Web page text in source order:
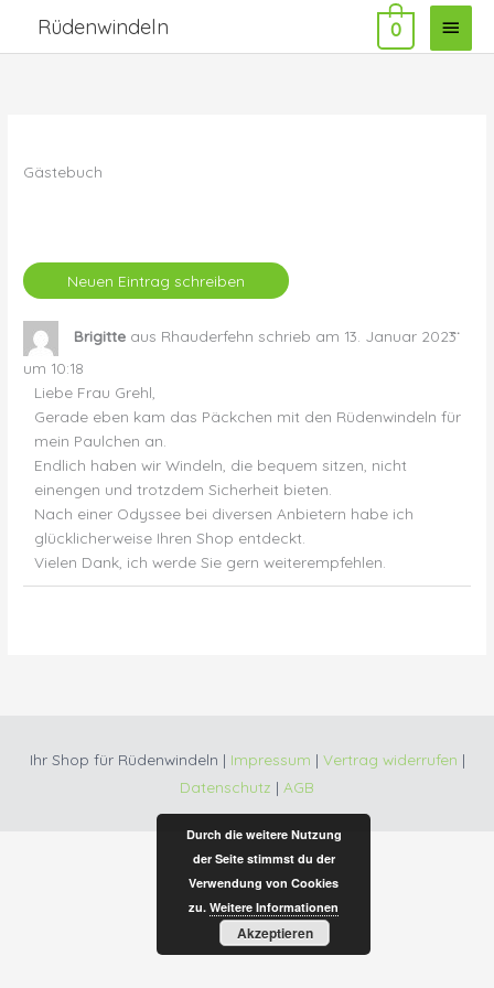
springen
Rüdenwindeln 0
Gästebuch
Brigitte aus Rhauderfehn schrieb am 13. Januar 2023
um 10:18
Liebe Frau Grehl,
Gerade eben kam das Päckchen mit den Rüdenwindeln für
mein Paulchen an.
Endlich haben wir Windeln, die bequem sitzen, nicht
einengen und trotzdem Sicherheit bieten.
Nach einer Odyssee bei diversen Anbietern habe ich
glücklicherweise Ihren Shop entdeckt.
Vielen Dank, ich werde Sie gern weiterempfehlen.
...
Ihr Shop für Rüdenwindeln | Impressum | Vertrag widerrufen |
Datenschutz | AGB
Durch die weitere Nutzung
der Seite stimmst du der
Verwendung von Cookies
zu. Weitere Informationen
Akzeptieren